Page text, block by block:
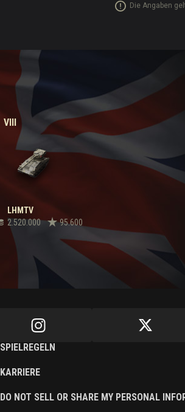
Die Angaben
LHMTV
2.520.000
95.600
VIII
SPIELREGELN
KARRIERE
DO NOT SELL OR SHARE MY PERSONAL